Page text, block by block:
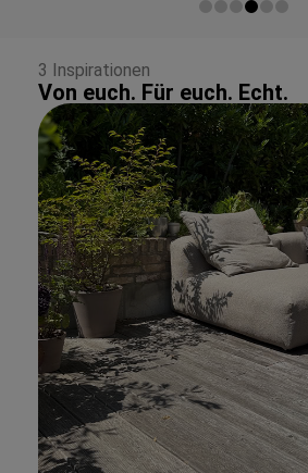
3 Inspirationen
Von euch. Für euch. Echt.